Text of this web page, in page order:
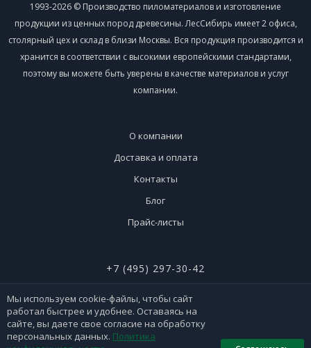
1993-2026 © Производство пиломатериалов и изготовление
продукции из ценных пород древесины. ЛесСибирь имеет 2 офиса,
столярный цех и склад в близи Москвы. Вся продукция производится и
хранится в соответствии с высокими европейскими стандартами,
поэтому вы можете быть уверены в качестве материалов и услуг
компании.
О компании
Доставка и оплата
Контакты
Блог
Прайс-листы
+7 (495) 297-30-42
+7 (926) 365-51-90
Мы используем cookie-файлы, чтобы сайт
работал быстрее и удобнее. Оставаясь на
сайте, вы даете свое согласие на обработку
персональных данных. Политика